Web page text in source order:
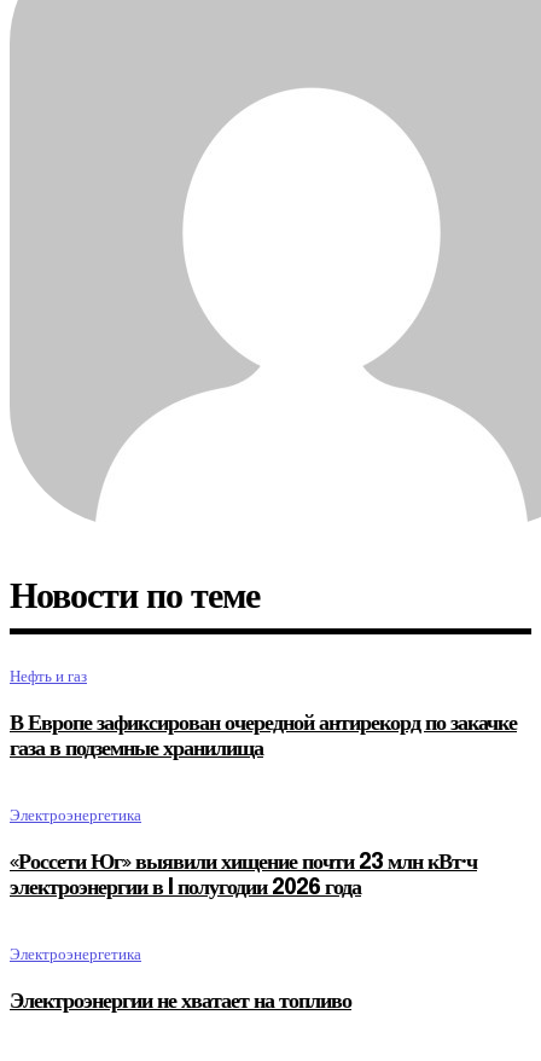
Новости по теме
Нефть и газ
В Европе зафиксирован очередной антирекорд по закачке
газа в подземные хранилища
Электроэнергетика
«Россети Юг» выявили хищение почти 23 млн кВт·ч
электроэнергии в I полугодии 2026 года
Электроэнергетика
Электроэнергии не хватает на топливо